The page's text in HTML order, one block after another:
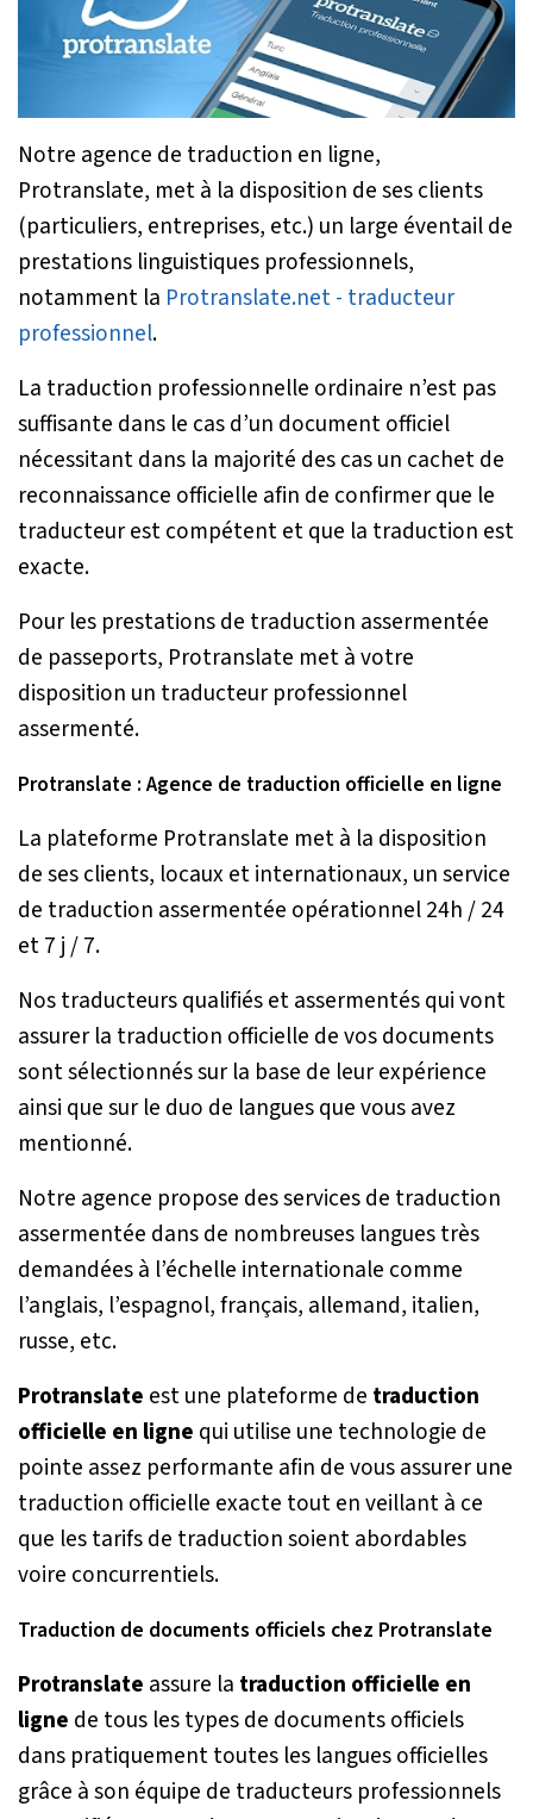
Notre agence de traduction en ligne,
Protranslate, met à la disposition de ses clients
(particuliers, entreprises, etc.) un large éventail de
prestations linguistiques professionnels,
notamment la Protranslate.net - traducteur
professionnel.
La traduction professionnelle ordinaire n’est pas
suffisante dans le cas d’un document officiel
nécessitant dans la majorité des cas un cachet de
reconnaissance officielle afin de confirmer que le
traducteur est compétent et que la traduction est
exacte.
Pour les prestations de traduction assermentée
de passeports, Protranslate met à votre
disposition un traducteur professionnel
assermenté.
Protranslate : Agence de traduction officielle en ligne
La plateforme Protranslate met à la disposition
de ses clients, locaux et internationaux, un service
de traduction assermentée opérationnel 24h / 24
et 7 j / 7.
Nos traducteurs qualifiés et assermentés qui vont
assurer la traduction officielle de vos documents
sont sélectionnés sur la base de leur expérience
ainsi que sur le duo de langues que vous avez
mentionné.
Notre agence propose des services de traduction
assermentée dans de nombreuses langues très
demandées à l’échelle internationale comme
l’anglais, l’espagnol, français, allemand, italien,
russe, etc.
Protranslate est une plateforme de traduction
officielle en ligne qui utilise une technologie de
pointe assez performante afin de vous assurer une
traduction officielle exacte tout en veillant à ce
que les tarifs de traduction soient abordables
voire concurrentiels.
Traduction de documents officiels chez Protranslate
Protranslate assure la traduction officielle en
ligne de tous les types de documents officiels
dans pratiquement toutes les langues officielles
grâce à son équipe de traducteurs professionnels